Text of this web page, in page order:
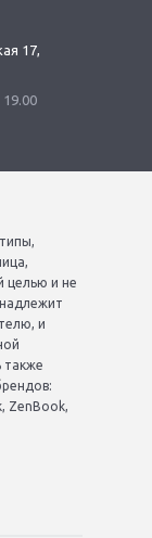
17,
19.00
целью и не
и
также
ZenBook,